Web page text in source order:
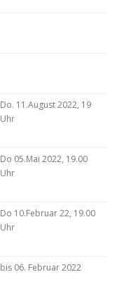
Do. 11.August 2022, 19
Uhr
Do 05.Mai 2022, 19.00
Uhr
Do 10.Februar 22, 19.00
Uhr
bis 06. Februar 2022